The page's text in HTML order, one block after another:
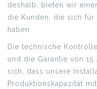
deshalb, bieten wir
die Kunden, die sich
haben.
Die technische
und die Garantie von
sich, dass unsere
Produktionskapazität